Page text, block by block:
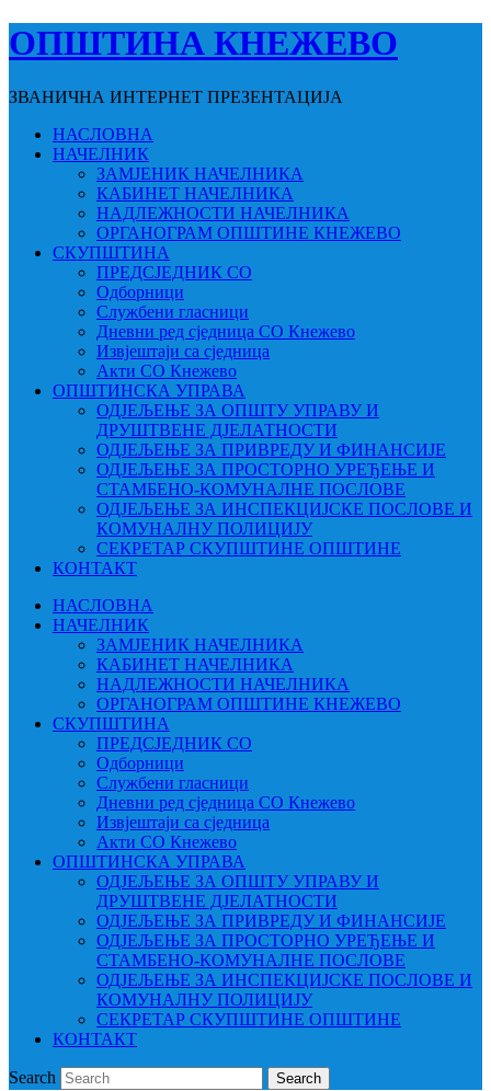
ОПШТИНА КНЕЖЕВО
ЗВАНИЧНА ИНТЕРНЕТ ПРЕЗЕНТАЦИЈА
НАСЛОВНА
НАЧЕЛНИК
ЗАМЈЕНИК НАЧЕЛНИКА
КАБИНЕТ НАЧЕЛНИКА
НАДЛЕЖНОСТИ НАЧЕЛНИКА
ОРГАНОГРАМ ОПШТИНЕ КНЕЖЕВО
СКУПШТИНА
ПРЕДСЈЕДНИК СО
Одборници
Службени гласници
Дневни ред сједница СО Кнежево
Извјештаји са сједница
Акти СО Кнежево
ОПШТИНСКА УПРАВА
ОДЈЕЉЕЊЕ ЗА ОПШТУ УПРАВУ И
ДРУШТВЕНЕ ДЈЕЛАТНОСТИ
ОДЈЕЉЕЊЕ ЗА ПРИВРЕДУ И ФИНАНСИЈЕ
ОДЈЕЉЕЊЕ ЗА ПРОСТОРНО УРЕЂЕЊЕ И
СТАМБЕНО-КОМУНАЛНЕ ПОСЛОВЕ
ОДЈЕЉЕЊЕ ЗА ИНСПЕКЦИЈСКЕ ПОСЛОВЕ И
КОМУНАЛНУ ПОЛИЦИЈУ
СЕКРЕТАР СКУПШТИНЕ ОПШТИНЕ
КОНТАКТ
НАСЛОВНА
НАЧЕЛНИК
ЗАМЈЕНИК НАЧЕЛНИКА
КАБИНЕТ НАЧЕЛНИКА
НАДЛЕЖНОСТИ НАЧЕЛНИКА
ОРГАНОГРАМ ОПШТИНЕ КНЕЖЕВО
СКУПШТИНА
ПРЕДСЈЕДНИК СО
Одборници
Службени гласници
Дневни ред сједница СО Кнежево
Извјештаји са сједница
Акти СО Кнежево
ОПШТИНСКА УПРАВА
ОДЈЕЉЕЊЕ ЗА ОПШТУ УПРАВУ И
ДРУШТВЕНЕ ДЈЕЛАТНОСТИ
ОДЈЕЉЕЊЕ ЗА ПРИВРЕДУ И ФИНАНСИЈЕ
ОДЈЕЉЕЊЕ ЗА ПРОСТОРНО УРЕЂЕЊЕ И
СТАМБЕНО-КОМУНАЛНЕ ПОСЛОВЕ
ОДЈЕЉЕЊЕ ЗА ИНСПЕКЦИЈСКЕ ПОСЛОВЕ И
КОМУНАЛНУ ПОЛИЦИЈУ
СЕКРЕТАР СКУПШТИНЕ ОПШТИНЕ
КОНТАКТ
Search Search